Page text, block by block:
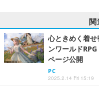
関
心ときめく着
ンワールド
ページ公開
PC
2025.2.14 Fri 15:19